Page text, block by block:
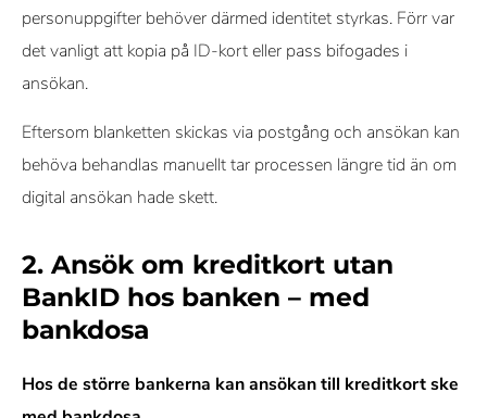
personuppgifter behöver därmed identitet styrkas. Förr var
det vanligt att kopia på ID-kort eller pass bifogades i
ansökan.
Eftersom blanketten skickas via postgång och ansökan kan
behöva behandlas manuellt tar processen längre tid än om
digital ansökan hade skett.
2. Ansök om kreditkort utan
BankID hos banken – med
bankdosa
Hos de större bankerna kan ansökan till kreditkort ske